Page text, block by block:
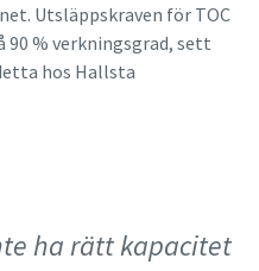
Utsläppskraven för TOC
% verkningsgrad, sett
hos Hallsta
ha rätt kapacitet